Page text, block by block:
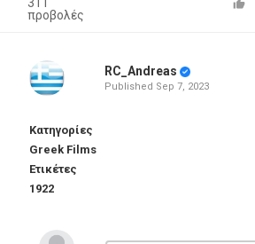
προβολές
RC_Andreas
Published Sep 7, 2023
Κατηγορίες
Greek Films
Ετικέτες
1922